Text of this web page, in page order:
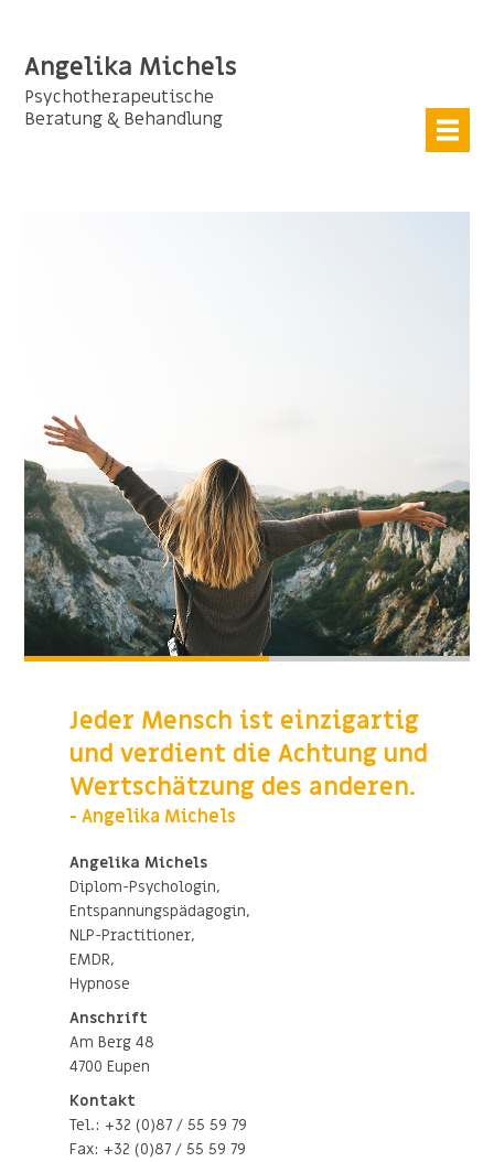
Angelika Michels
Psychotherapeutische
Beratung & Behandlung
Jeder Mensch ist einzigartig
und verdient die Achtung und
Wertschätzung des anderen.
- Angelika Michels
Angelika Michels
Diplom-Psychologin,
Entspannungspädagogin,
NLP-Practitioner,
EMDR,
Hypnose
Anschrift
Am Berg 48
4700 Eupen
Kontakt
Tel.: +32 (0)87 / 55 59 79
Fax: +32 (0)87 / 55 59 79